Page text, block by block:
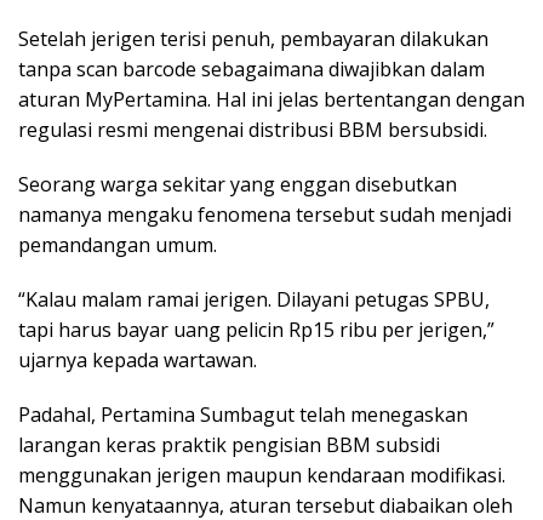
Setelah jerigen terisi penuh, pembayaran dilakukan
tanpa scan barcode sebagaimana diwajibkan dalam
aturan MyPertamina. Hal ini jelas bertentangan dengan
regulasi resmi mengenai distribusi BBM bersubsidi.
Seorang warga sekitar yang enggan disebutkan
namanya mengaku fenomena tersebut sudah menjadi
pemandangan umum.
“Kalau malam ramai jerigen. Dilayani petugas SPBU,
tapi harus bayar uang pelicin Rp15 ribu per jerigen,”
ujarnya kepada wartawan.
Padahal, Pertamina Sumbagut telah menegaskan
larangan keras praktik pengisian BBM subsidi
menggunakan jerigen maupun kendaraan modifikasi.
Namun kenyataannya, aturan tersebut diabaikan oleh